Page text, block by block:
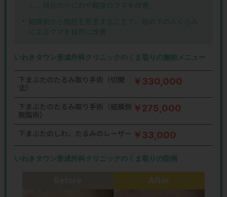
し、目元の小じわや軽度のクマを改善
結膜側から脂肪を除去することで、目の下のふくらみ
によるクマを自然に改善
いわきタウン形成外科クリニックのくま取りの施術メニュー
下まぶたのたるみ取り手術（切開
法）
￥330,000
下まぶたのたるみ取り手術（結膜側
脱脂術）
￥275,000
下まぶたのしわ、たるみのレーザー ￥33,000
いわきタウン形成外科クリニックのくま取りの症例
After